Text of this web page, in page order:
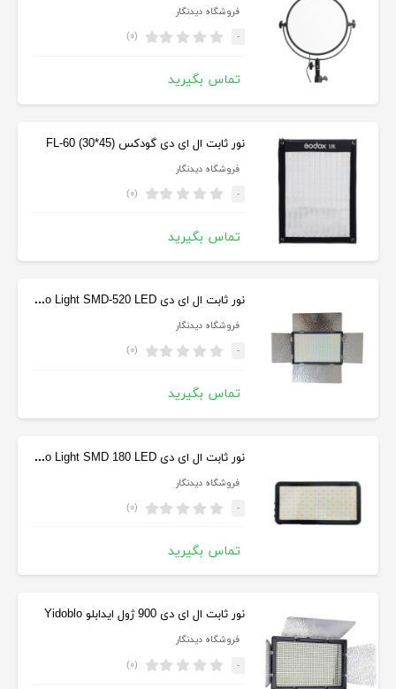
فروشگاه دیدنگار
- (۰)
تماس بگیرید
نور ثابت ال ای دی گودکس (FL-60 (30*45
فروشگاه دیدنگار
- (۰)
تماس بگیرید
نور ثابت ال ای دی DBK Video Light SMD-520 LED
فروشگاه دیدنگار
- (۰)
تماس بگیرید
نور ثابت ال ای دی DBK Video Light SMD 180 LED
فروشگاه دیدنگار
- (۰)
تماس بگیرید
نور ثابت ال ای دی 900 ژول ایدابلو Yidoblo
فروشگاه دیدنگار
- (۰)